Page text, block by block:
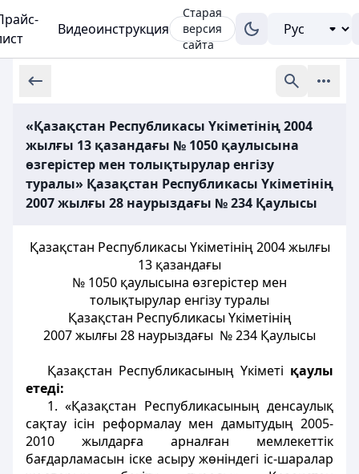
Видеоинструкция
Старая
версия
сайта
«Қазақстан Республикасы Үкіметінің 2004
жылғы 13 қазандағы № 1050 қаулысына
өзгерістер мен толықтырулар енгізу
туралы» Қазақстан Республикасы Үкіметінің
2007 жылғы 28 наурыздағы № 234 Қаулысы
Қазақстан Республикасы Үкіметінің 2004 жылғы
13 қазандағы
№ 1050 қаулысына өзгерістер мен
толықтырулар енгізу туралы
Қазақстан Республикасы Үкіметінің
2007 жылғы 28 наурыздағы № 234 Қаулысы
Қазақстан Республикасының Үкіметі қаулы
етедi:
1. «Қазақстан Республикасының денсаулық
сақтау ісін реформалау мен дамытудың 2005-
2010 жылдарға арналған мемлекеттік
бағдарламасын іске асыру жөніндегі іс-шаралар